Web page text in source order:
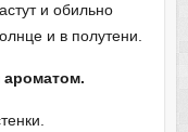
и обильно
и в полутени.